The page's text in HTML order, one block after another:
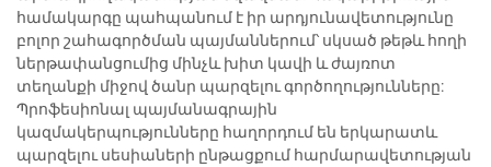
համակարգը պահպանում է իր արդյունավետությունը
բոլոր շահագործման պայմաններում՝ սկսած թեթև հողի
ներթափանցումից մինչև խիտ կավի և ժայռոտ
տեղանքի միջով ծանր պարզելու գործողությունները:
Պրոֆեսիոնալ պայմանագրային
կազմակերպությունները հաղորդում են երկարատև
պարզելու սեսիաների ընթացքում հարմարավետության